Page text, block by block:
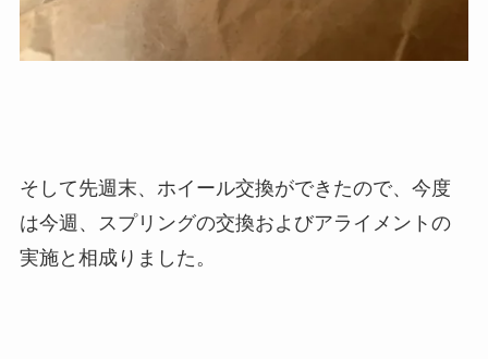
そして先週末、ホイール交換ができたので、今度
は今週、スプリングの交換およびアライメントの
実施と相成りました。